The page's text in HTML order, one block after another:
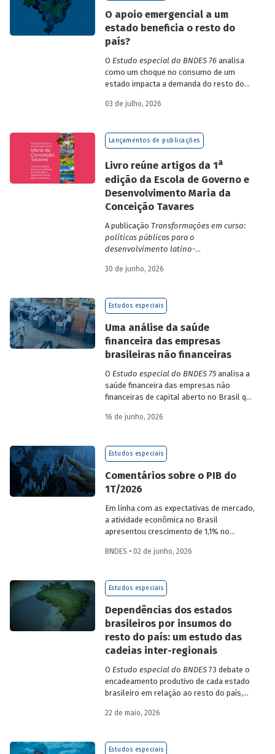
O apoio emergencial a um
estado beneficia o resto do
país?
O Estudo especial do BNDES 76analisa
como um choque no consumo de um
estado impacta a demanda do resto do
Grande do Sul.
03 de julho, 2026
Lançamentos de publicações
Livro reúne artigos da 1a
edição da Escola de Governo e
Desenvolvimento Maria da
Conceição Tavares
A publicação Transformações em curso:
políticas públicas para o
desenvolvimento latino-
da Escola de Governo e Desenvolvimento
30 de junho, 2026
Estudos especiais
Uma análise da saúde
financeira das empresas
brasileiras não financeiras
O Estudo especial do BNDES 75analisa a
saúde financeira das empresas não
financeiras de capital aberto no Brasil que
valores. Para isso, parte de uma amostra
dimensões: lucratividade, solvência,
16 de junho, 2026
Estudos especiais
Comentários sobre o PIB do
1T/2026
Em linha com as expectativas de mercado,
a atividade econômica no Brasil
apresentou crescimento de 1,1% no
imediatamente anterior, na série ajustada
próximos meses no
BNDES • 02 de junho, 2026
Estudos especiais
Dependências dos estados
brasileiros por insumos do
resto do país: um estudo das
cadeias inter-regionais
O Estudo especial do BNDES73 debate o
encadeamento produtivo de cada estado
brasileiro em relação ao resto do país,
quanto o estímulo a um estado ou setor
metodologia de construção de matrizes
22 de maio, 2026
Estudos especiais